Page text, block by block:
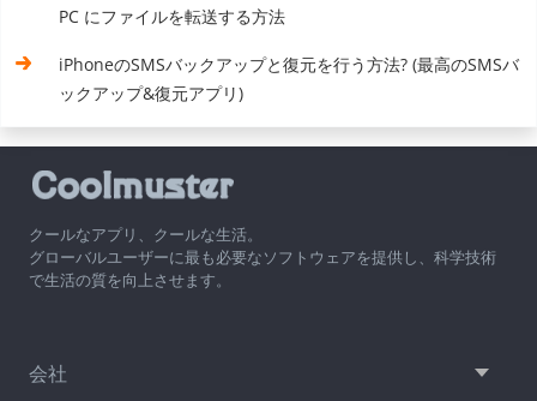
PC にファイルを転送する方法
iPhoneのSMSバックアップと復元を行う方法? (最高のSMSバ
ックアップ&復元アプリ)
クールなアプリ、クールな生活。
グローバルユーザーに最も必要なソフトウェアを提供し、科学技術
で生活の質を向上させます。
会社